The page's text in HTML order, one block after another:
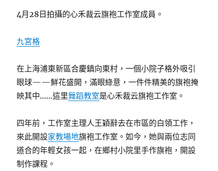
4月28日拍攝的心禾裁云旗袍工作室成員。
九宮格
在上海浦東新區合慶鎮向東村，一個小院子格外吸引
眼球——鮮花盛開，滿眼綠意，一件件精美的旗袍掩
映其中……這里舞蹈教室是心禾裁云旗袍工作室。
四年前，工作室主理人王穎辭去在市區的白領工作，
來此開設家教場地旗袍工作室。如今，她與兩位志同
道合的年輕女孩一起，在鄉村小院里手作旗袍，開設
制作課程。